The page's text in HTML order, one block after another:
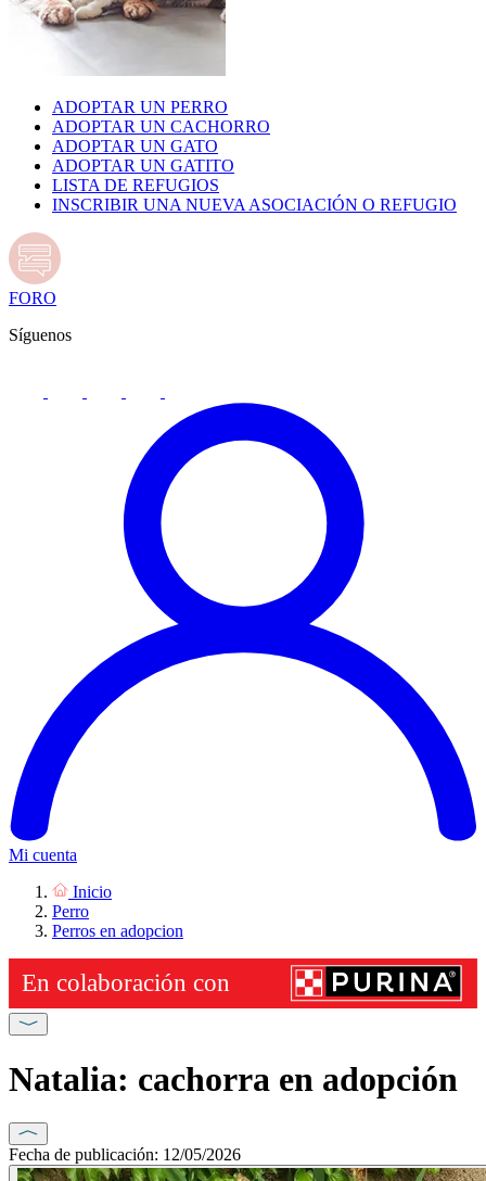
ADOPTAR UN PERRO
ADOPTAR UN CACHORRO
ADOPTAR UN GATO
ADOPTAR UN GATITO
LISTA DE REFUGIOS
INSCRIBIR UNA NUEVA ASOCIACIÓN O REFUGIO
FORO
Síguenos
Mi cuenta
Inicio
Perro
Perros en adopcion
Natalia: cachorra en adopción
Fecha de publicación: 12/05/2026